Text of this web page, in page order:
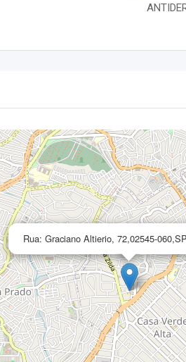
Rua: Graciano Altierio, 72,02545-